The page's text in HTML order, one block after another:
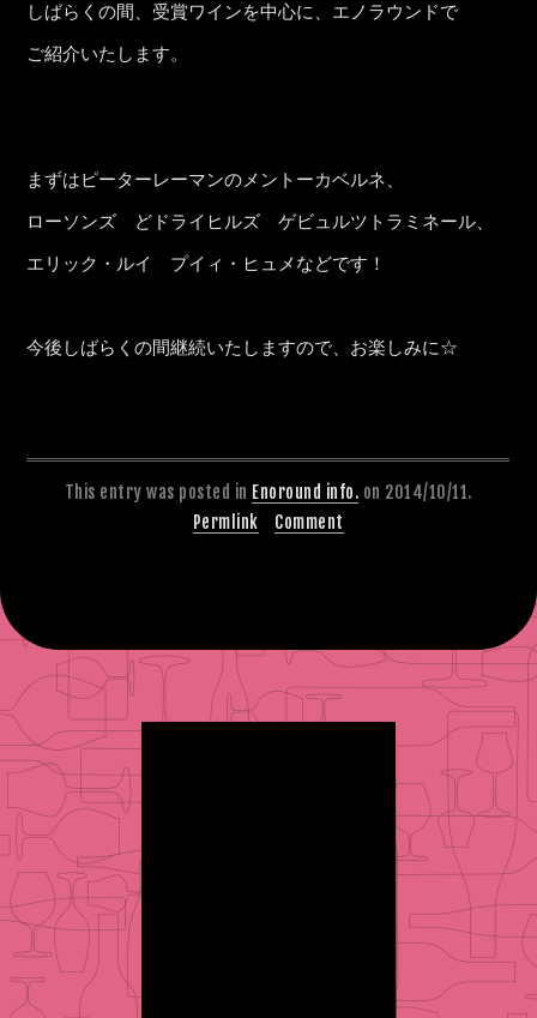
しばらくの間、受賞ワインを中心に、エノラウンドで
ご紹介いたします。
まずはピーターレーマンのメントーカベルネ、
ローソンズ どドライヒルズ ゲビュルツトラミネール、
エリック・ルイ プイィ・ヒュメなどです！
今後しばらくの間継続いたしますので、お楽しみに☆
This entry was posted in Enoround info. on 2014/10/11.
Permlink
Comment